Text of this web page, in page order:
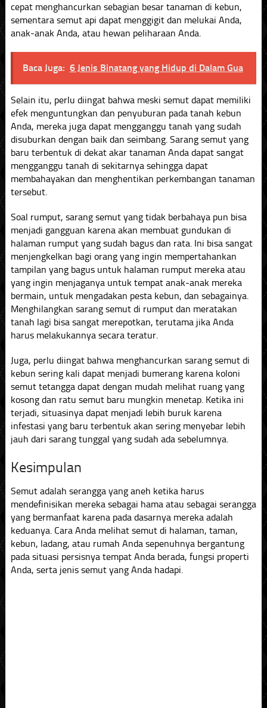
cepat menghancurkan sebagian besar tanaman di kebun,
sementara semut api dapat menggigit dan melukai Anda,
anak-anak Anda, atau hewan peliharaan Anda.
Baca Juga: 6 Jenis Binatang yang Hidup di Dalam Gua
Selain itu, perlu diingat bahwa meski semut dapat memiliki
efek menguntungkan dan penyuburan pada tanah kebun
Anda, mereka juga dapat mengganggu tanah yang sudah
disuburkan dengan baik dan seimbang. Sarang semut yang
baru terbentuk di dekat akar tanaman Anda dapat sangat
mengganggu tanah di sekitarnya sehingga dapat
membahayakan dan menghentikan perkembangan tanaman
tersebut.
Soal rumput, sarang semut yang tidak berbahaya pun bisa
menjadi gangguan karena akan membuat gundukan di
halaman rumput yang sudah bagus dan rata. Ini bisa sangat
menjengkelkan bagi orang yang ingin mempertahankan
tampilan yang bagus untuk halaman rumput mereka atau
yang ingin menjaganya untuk tempat anak-anak mereka
bermain, untuk mengadakan pesta kebun, dan sebagainya.
Menghilangkan sarang semut di rumput dan meratakan
tanah lagi bisa sangat merepotkan, terutama jika Anda
harus melakukannya secara teratur.
Juga, perlu diingat bahwa menghancurkan sarang semut di
kebun sering kali dapat menjadi bumerang karena koloni
semut tetangga dapat dengan mudah melihat ruang yang
kosong dan ratu semut baru mungkin menetap. Ketika ini
terjadi, situasinya dapat menjadi lebih buruk karena
infestasi yang baru terbentuk akan sering menyebar lebih
jauh dari sarang tunggal yang sudah ada sebelumnya.
Kesimpulan
Semut adalah serangga yang aneh ketika harus
mendefinisikan mereka sebagai hama atau sebagai serangga
yang bermanfaat karena pada dasarnya mereka adalah
keduanya. Cara Anda melihat semut di halaman, taman,
kebun, ladang, atau rumah Anda sepenuhnya bergantung
pada situasi persisnya tempat Anda berada, fungsi properti
Anda, serta jenis semut yang Anda hadapi.